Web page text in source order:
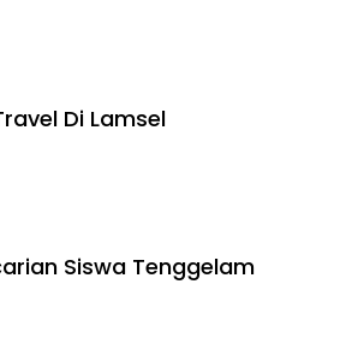
Di Lamsel
Siswa Tenggelam